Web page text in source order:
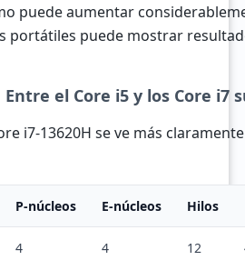
puede aumentar
portátiles puede mostrar
Entre el Core i5 y los Core i7
i7-13620H se ve más
P-núcleos E-núcleos Hilos
4 4 12